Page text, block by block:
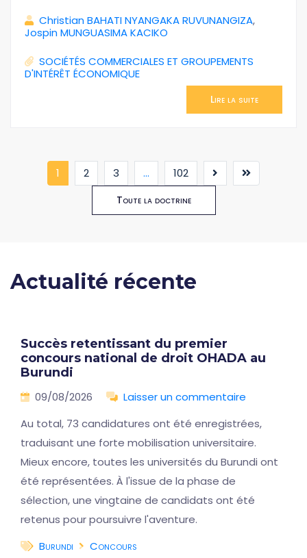
Christian BAHATI NYANGAKA RUVUNANGIZA,
Jospin MUNGUASIMA KACIKO
SOCIÉTÉS COMMERCIALES ET GROUPEMENTS
D'INTÉRÊT ÉCONOMIQUE
Lire la suite
1 (current)
2 3 ... 102
Toute la doctrine
Actualité récente
Succès retentissant du premier
concours national de droit OHADA au
Burundi
09/08/2026
Laisser un commentaire
Au total, 73 candidatures ont été enregistrées,
traduisant une forte mobilisation universitaire.
Mieux encore, toutes les universités du Burundi ont
été représentées. À l'issue de la phase de
sélection, une vingtaine de candidats ont été
retenus pour poursuivre l'aventure.
Burundi
Concours